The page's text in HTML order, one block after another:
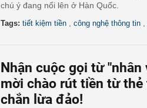
chú ý đang nổi lên ở Hàn Quốc.
Tags: tiết kiệm tiền công nghệ thông tin
Nhận cuộc gọi từ "nhân
mời chào rút tiền từ thẻ
chắn lừa đảo!